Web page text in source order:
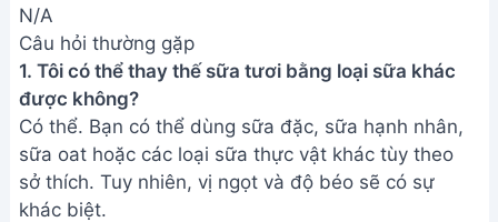
N/A
Câu hỏi thường gặp
1. Tôi có thể thay thế sữa tươi bằng loại sữa khác
được không?
Có thể. Bạn có thể dùng sữa đặc, sữa hạnh nhân,
sữa oat hoặc các loại sữa thực vật khác tùy theo
sở thích. Tuy nhiên, vị ngọt và độ béo sẽ có sự
khác biệt.